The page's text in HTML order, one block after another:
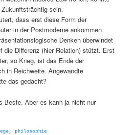
sein.
dass erst diese Form der
in der Postmoderne ankommen
Denken überwindet
die Differenz (hier Relation) stützt. Erst
so Krieg, ist das Ende der
in Reichweite. Angewandte
das gedacht?
Beste. Aber es kann ja nicht nur
,philosophie